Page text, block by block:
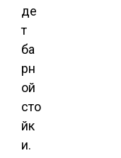
де
т
ба
рн
ой
сто
йк
и.